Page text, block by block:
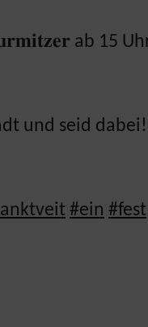
ab 15
und seid
#ein #fest